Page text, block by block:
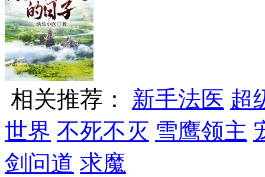
相关推荐： 新手法医 超
世界 不死不灭 雪鹰领主
剑问道 求魔